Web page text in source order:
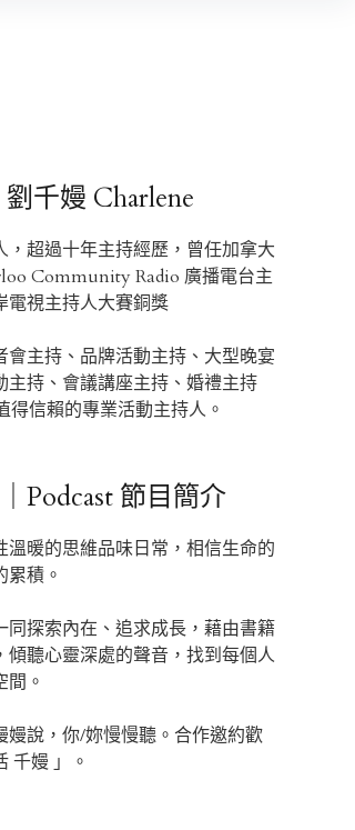
千嫚 Charlene
，超過十年主持經歷，曾任加拿大
Community Radio 廣播電台主
電視主持人大賽銅獎
會主持、品牌活動主持、大型晚宴
主持、會議講座主持、婚禮主持
信賴的專業活動主持人。
Podcast 節目簡介
溫暖的思維品味日常，相信生命的
累積。
同探索內在、追求成長，藉由書籍
傾聽心靈深處的聲音，找到每個人
。
嫚說，你/妳慢慢聽。合作邀約歡
千嫚 」。